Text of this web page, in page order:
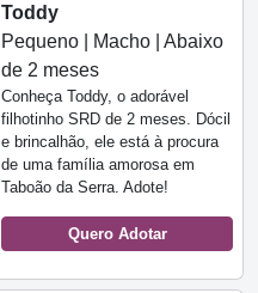
Toddy
Pequeno | Macho | Abaixo
de 2 meses
Conheça Toddy, o adorável
filhotinho SRD de 2 meses. Dócil
e brincalhão, ele está à procura
de uma família amorosa em
Taboão da Serra. Adote!
Quero Adotar